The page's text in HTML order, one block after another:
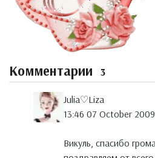
Комментарии 3
Julia♡Liza
13:46 07 October 2009
Викуль, спасибо